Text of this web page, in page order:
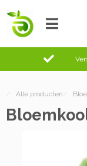
/ Alle producten /